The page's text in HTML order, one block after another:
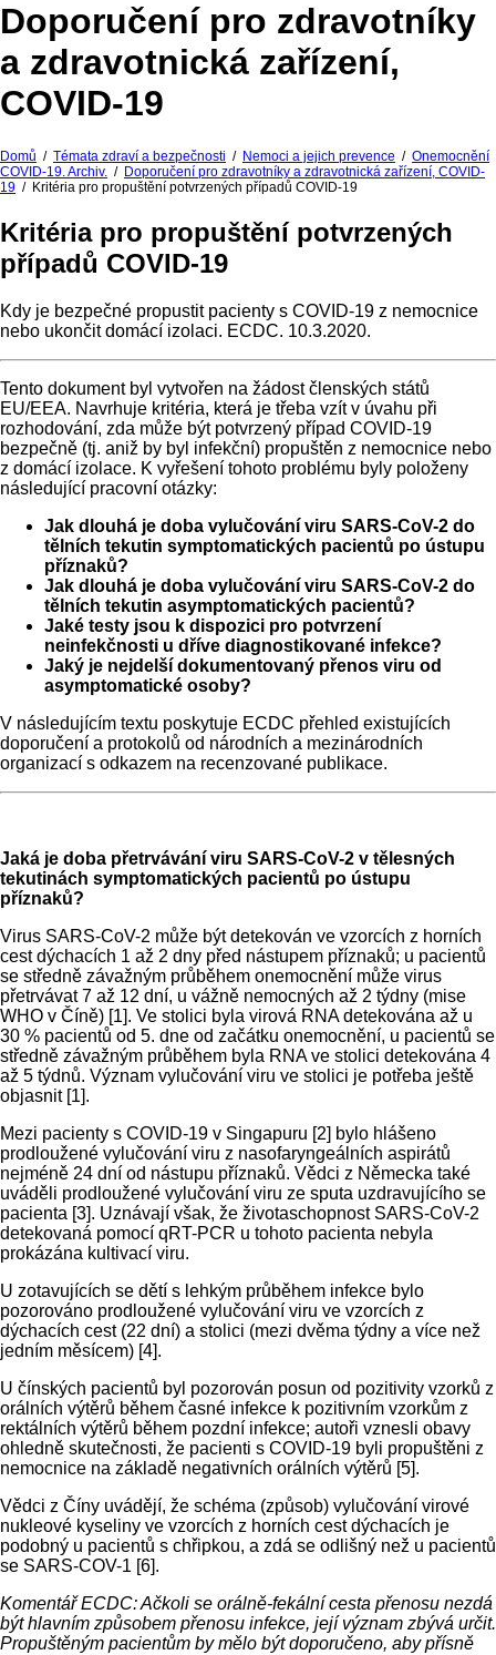
Doporučení pro zdravotníky
a zdravotnická zařízení,
COVID-19
Domů / Témata zdraví a bezpečnosti / Nemoci a jejich prevence / Onemocnění
COVID-19. Archiv. / Doporučení pro zdravotníky a zdravotnická zařízení, COVID-
19 / Kritéria pro propuštění potvrzených případů COVID-19
Kritéria pro propuštění potvrzených
případů COVID-19
Kdy je bezpečné propustit pacienty s COVID-19 z nemocnice
nebo ukončit domácí izolaci. ECDC. 10.3.2020.
Tento dokument byl vytvořen na žádost členských států
EU/EEA. Navrhuje kritéria, která je třeba vzít v úvahu při
rozhodování, zda může být potvrzený případ COVID-19
bezpečně (tj. aniž by byl infekční) propuštěn z nemocnice nebo
z domácí izolace. K vyřešení tohoto problému byly položeny
následující pracovní otázky:
Jak dlouhá je doba vylučování viru SARS-CoV-2 do
tělních tekutin symptomatických pacientů po ústupu
příznaků?
Jak dlouhá je doba vylučování viru SARS-CoV-2 do
tělních tekutin asymptomatických pacientů?
Jaké testy jsou k dispozici pro potvrzení
neinfekčnosti u dříve diagnostikované infekce?
Jaký je nejdelší dokumentovaný přenos viru od
asymptomatické osoby?
V následujícím textu poskytuje ECDC přehled existujících
doporučení a protokolů od národních a mezinárodních
organizací s odkazem na recenzované publikace.
Jaká je doba přetrvávání viru SARS-CoV-2 v tělesných
tekutinách symptomatických pacientů po ústupu
příznaků?
Virus SARS-CoV-2 může být detekován ve vzorcích z horních
cest dýchacích 1 až 2 dny před nástupem příznaků; u pacientů
se středně závažným průběhem onemocnění může virus
přetrvávat 7 až 12 dní, u vážně nemocných až 2 týdny (mise
WHO v Číně) [1]. Ve stolici byla virová RNA detekována až u
30 % pacientů od 5. dne od začátku onemocnění, u pacientů se
středně závažným průběhem byla RNA ve stolici detekována 4
až 5 týdnů. Význam vylučování viru ve stolici je potřeba ještě
objasnit [1].
Mezi pacienty s COVID-19 v Singapuru [2] bylo hlášeno
prodloužené vylučování viru z nasofaryngeálních aspirátů
nejméně 24 dní od nástupu příznaků. Vědci z Německa také
uváděli prodloužené vylučování viru ze sputa uzdravujícího se
pacienta [3]. Uznávají však, že životaschopnost SARS-CoV-2
detekovaná pomocí qRT-PCR u tohoto pacienta nebyla
prokázána kultivací viru.
U zotavujících se dětí s lehkým průběhem infekce bylo
pozorováno prodloužené vylučování viru ve vzorcích z
dýchacích cest (22 dní) a stolici (mezi dvěma týdny a více než
jedním měsícem) [4].
U čínských pacientů byl pozorován posun od pozitivity vzorků z
orálních výtěrů během časné infekce k pozitivním vzorkům z
rektálních výtěrů během pozdní infekce; autoři vznesli obavy
ohledně skutečnosti, že pacienti s COVID-19 byli propuštěni z
nemocnice na základě negativních orálních výtěrů [5].
Vědci z Číny uvádějí, že schéma (způsob) vylučování virové
nukleové kyseliny ve vzorcích z horních cest dýchacích je
podobný u pacientů s chřipkou, a zdá se odlišný než u pacientů
se SARS-COV-1 [6].
Komentář ECDC: Ačkoli se orálně-fekální cesta přenosu nezdá
být hlavním způsobem přenosu infekce, její význam zbývá určit.
Propuštěným pacientům by mělo být doporučeno, aby přísně